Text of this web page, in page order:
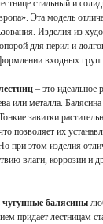
стильный и
Эта модель
Изделия из
для перил и
входных
– это идеальное
или металла.
завитки
позволяет их
при этом изделия
влаги, коррозии и
чугунные балясины
придает лестницам